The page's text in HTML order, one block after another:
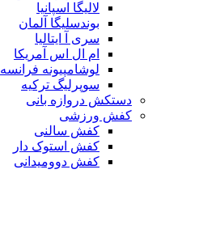
لالیگا اسپانیا
بوندسلیگا آلمان
سری آ ایتالیا
ام ال اس آمریکا
لوشامپیونه فرانسه
سوپرلیگ ترکیه
دستکش دروازه بانی
کفش ورزشی
کفش سالنی
کفش استوک دار
کفش دوومیدانی